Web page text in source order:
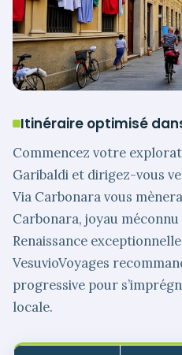
Itinéraire optimisé
Commencez votre
Garibaldi et dirigez-vous
Via Carbonara vous
Carbonara, joyau
Renaissance
VesuvioVoyages
progressive pour
locale.